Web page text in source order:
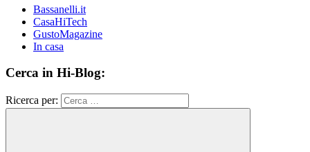
Bassanelli.it
CasaHiTech
GustoMagazine
In casa
Cerca in Hi-Blog:
Ricerca per: